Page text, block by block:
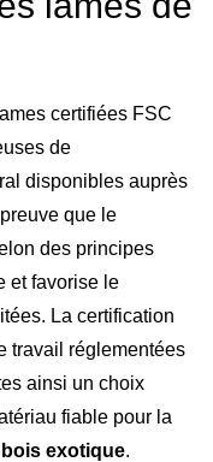
certifiées FSC
de
disponibles auprès
que le
des principes
et favorise le
La certification
travail réglementées
ainsi un choix
fiable pour la
exotique.